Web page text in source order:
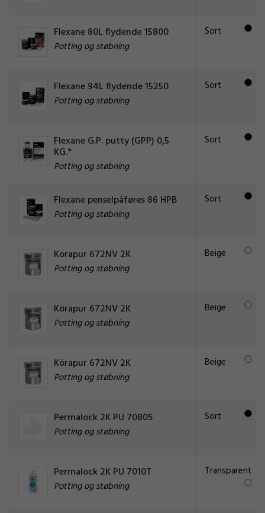
Flexane 80L flydende 15800
Potting og støbning
Sort
Flexane 94L flydende 15250
Potting og støbning
Sort
Flexane G.P. putty (GPP) 0,5
KG.*
Potting og støbning
Sort
Flexane penselpåføres 86 HPB
Potting og støbning
Sort
Körapur 672NV 2K
Potting og støbning
Beige
Körapur 672NV 2K
Potting og støbning
Beige
Körapur 672NV 2K
Potting og støbning
Beige
Permalock 2K PU 7080S
Potting og støbning
Sort
Permalock 2K PU 7010T
Potting og støbning
Transparent